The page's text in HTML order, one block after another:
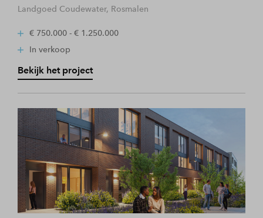
Landgoed Coudewater, Rosmalen
€ 750.000 - € 1.250.000
In verkoop
Bekijk het project